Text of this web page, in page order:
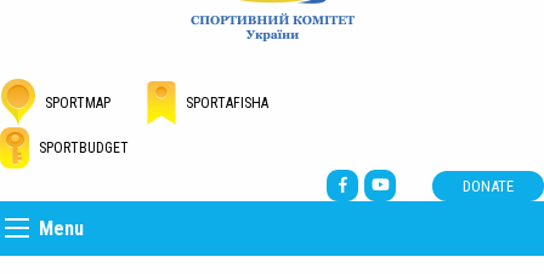
SPORTMAP SPORTAFISHA
SPORTBUDGET
DONATE
Menu